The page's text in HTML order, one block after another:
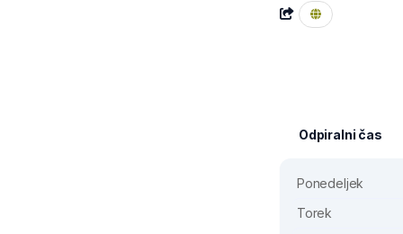
Odpiralni čas
Ponedeljek
Torek